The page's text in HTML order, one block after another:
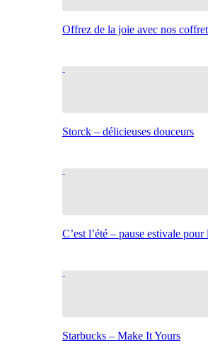
Offrez de la joie avec nos
Storck – délicieuses douceurs
C’est l’été – pause estivale
Starbucks – Make It Yours